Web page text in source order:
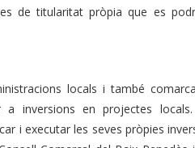
de titularitat pròpia que es
locals i també
inversions en projectes
i executar les seves pròpies